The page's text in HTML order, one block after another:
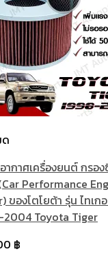
ากาศเครื่องยนต์ กรอ
Performance
ของโตโยต้า รุ่น ไทเก
2004 Toyota Tiger
฿